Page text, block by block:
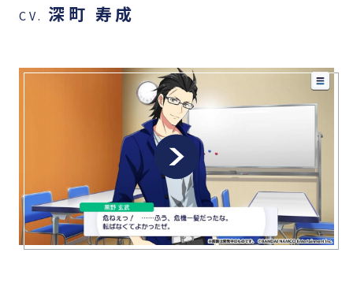
CV. 深町 寿成